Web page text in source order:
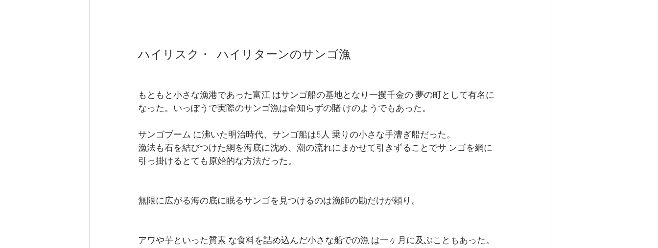
ハイリスク・  ハイリターンのサンゴ漁
もともと小さな漁港であった富江 はサンゴ船の基地となり一攫千金の 夢の町として有名に
なった。いっぽうで実際のサンゴ漁は命知らずの賭 けのようでもあった。
サンゴブーム に沸いた明治時代、サンゴ船は5人 乗りの小さな手漕ぎ船だった。
漁法も石を結びつけた網を海底に沈め、潮の流れにまかせて引きずることでサ ンゴを網に
引っ掛けるとても原始的な方法だった。
無限に広がる海の底に眠るサンゴを見つけるのは漁師の勘だけが頼り。
アワや芋といった質素 な食料を詰め込んだ小さな船での漁 は一ヶ月に及ぶこともあった。